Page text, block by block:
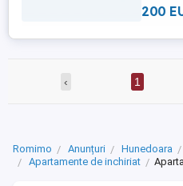
200
‹ 1
Romimo Anunțuri Hunedoara
Apartamente de inchiriat